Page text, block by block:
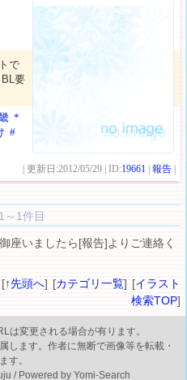
で
要
*
#
| 更新日:2012/05/29 | ID:19661 |報告
～1件目
座いましたら[報告]よりご連絡く
↑先頭へ] [カテゴリ一覧] [イラスト
検索TOP]
は変更される場合が有ります。
します。作者に無断で画像等を転載・
す。
/ Powered by Yomi-Search